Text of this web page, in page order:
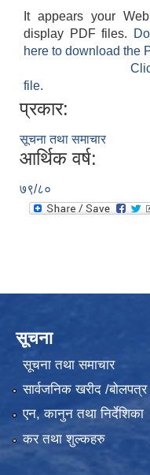
It appears your
display PDF files.
here to download the
file.
प्रकार:
सूचना तथा समाचार
आर्थिक वर्ष:
७९/८०
सूचना
सूचना तथा समाचार
सार्वजनिक खरीद /
एन, कानुन तथा निर्देशिका
कर तथा शुल्कहरु